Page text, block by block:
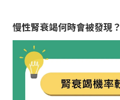
慢性腎衰竭何時會被發現？